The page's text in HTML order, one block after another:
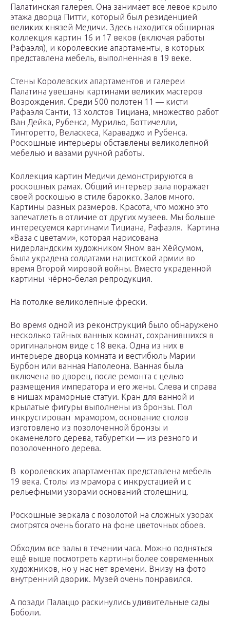
Палатинская галерея. Она занимает все левое крыло
этажа дворца Питти, который был резиденцией
великих князей Медичи. Здесь находится обширная
коллекция картин 16 и 17 веков (включая работы
Рафаэля), и королевские апартаменты, в которых
представлена ​​мебель, выполненная в 19 веке.
Стены Королевских апартаментов и галереи
Палатина увешаны картинами великих мастеров
Возрождения. Среди 500 полотен 11 — кисти
Рафаэля Санти, 13 холстов Тициана, множество работ
Ван Дейка, Рубенса, Мурильо, Боттичелли,
Тинторетто, Веласкеса, Караваджо и Рубенса.
Роскошные интерьеры обставлены великолепной
мебелью и вазами ручной работы.
Коллекция картин Медичи демонстрируются в
роскошных рамах. Общий интерьер зала поражает
своей роскошью в стиле барокко. Залов много.
Картины разных размеров. Красота, что можно это
запечатлеть в отличие от других музеев. Мы больше
интересуемся картинами Тициана, Рафаэля. Картина
«Ваза с цветами», которая нарисована
нидерландским художником Яном ван Хёйсумом,
была украдена солдатами нацистской армии во
время Второй мировой войны. Вместо украденной
картины чёрно-белая репродукция.
На потолке великолепные фрески.
Во время одной из реконструкций было обнаружено
несколько тайных ванных комнат, сохранившихся в
оригинальном виде с 18 века. Одна из них в
интерьере дворца комната и вестибюль Марии
Бурбон или ванная Наполеона. Ванная была
включена во дворец, после ремонта с целью
размещения императора и его жены. Слева и справа
в нишах мраморные статуи. Кран для ванной и
крылатые фигуры выполнены из бронзы. Пол
инкрустирован мрамором, основание столов
изготовлено из позолоченной бронзы и
окаменелого дерева, табуретки — из резного и
позолоченного дерева.
В королевских апартаментах представлена ​​мебель
19 века. Столы из мрамора с инкрустацией и с
рельефными узорами оснований столешниц.
Роскошные зеркала с позолотой на сложных узорах
смотрятся очень богато на фоне цветочных обоев.
Обходим все залы в течении часа. Можно подняться
ещё выше посмотреть картины более современных
художников, но у нас нет времени. Внизу на фото
внутренний дворик. Музей очень понравился.
А позади Палаццо раскинулись удивительные сады
Боболи.